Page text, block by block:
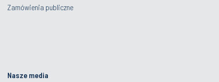
Zamówienia publiczne
Nasze media